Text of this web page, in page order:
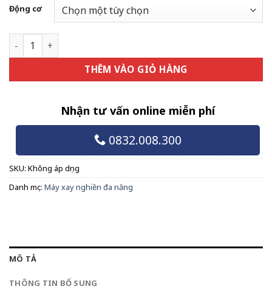
Động cơ
Máy xay nhuyễn rau củ quả inox số lượng
THÊM VÀO GIỎ HÀNG
Nhận tư vấn online miễn phí
0832.008.300
SKU: Không áp dụng
Danh mục: Máy xay nghiền đa năng
MÔ TẢ
THÔNG TIN BỔ SUNG